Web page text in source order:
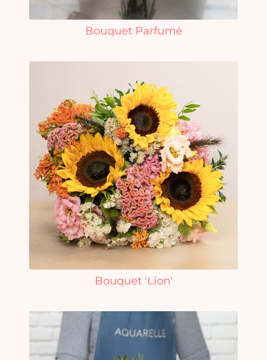
Bouquet Parfumé
Bouquet 'Lion'